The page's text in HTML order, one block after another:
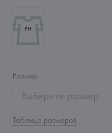
Размер:
Выберите размер
Таблица размеров